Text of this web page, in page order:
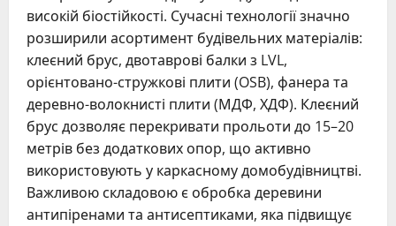
високій біостійкості. Сучасні технології значно
розширили асортимент будівельних матеріалів:
клеєний брус, двотаврові балки з LVL,
орієнтовано-стружкові плити (OSB), фанера та
деревно-волокнисті плити (МДФ, ХДФ). Клеєний
брус дозволяє перекривати прольоти до 15–20
метрів без додаткових опор, що активно
використовують у каркасному домобудівництві.
Важливою складовою є обробка деревини
антипіренами та антисептиками, яка підвищує